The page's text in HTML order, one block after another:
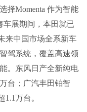
择Momenta 作为智能
车展期间，本田就已
来中国市场全系新车
驾系统，覆盖高速领
。东风日产全新纯电
台；广汽丰田铂智
万台。